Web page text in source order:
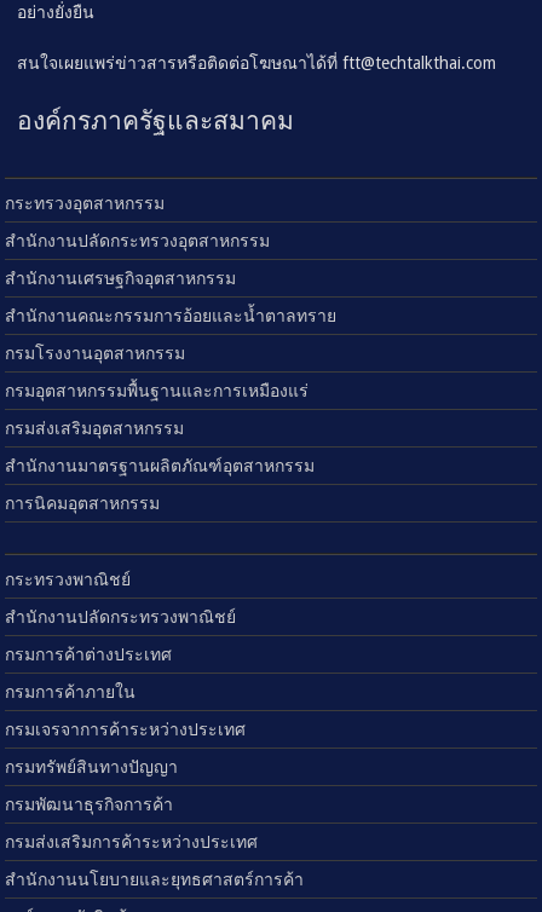
อย่างยั่งยืน
สนใจเผยแพร่ข่าวสารหรือติดต่อโฆษณาได้ที่ftt@techtalkthai.com
องค์กรภาครัฐและสมาคม
กระทรวงอุตสาหกรรม
สำนักงานปลัดกระทรวงอุตสาหกรรม
สำนักงานเศรษฐกิจอุตสาหกรรม
สำนักงานคณะกรรมการอ้อยและน้ำตาลทราย
กรมโรงงานอุตสาหกรรม
กรมอุตสาหกรรมพื้นฐานและการเหมืองแร่
กรมส่งเสริมอุตสาหกรรม
สำนักงานมาตรฐานผลิตภัณฑ์อุตสาหกรรม
การนิคมอุตสาหกรรม
กระทรวงพาณิชย์
สำนักงานปลัดกระทรวงพาณิชย์
กรมการค้าต่างประเทศ
กรมการค้าภายใน
กรมเจรจาการค้าระหว่างประเทศ
กรมทรัพย์สินทางปัญญา
กรมพัฒนาธุรกิจการค้า
กรมส่งเสริมการค้าระหว่างประเทศ
สำนักงานนโยบายและยุทธศาสตร์การค้า